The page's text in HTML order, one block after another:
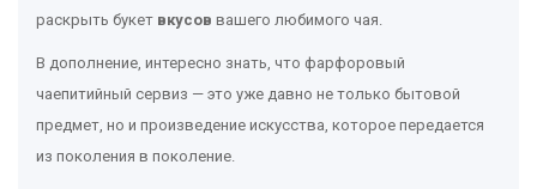
раскрыть букет вкусов вашего любимого чая.
В дополнение, интересно знать, что фарфоровый
чаепитийный сервиз — это уже давно не только бытовой
предмет, но и произведение искусства, которое передается
из поколения в поколение.